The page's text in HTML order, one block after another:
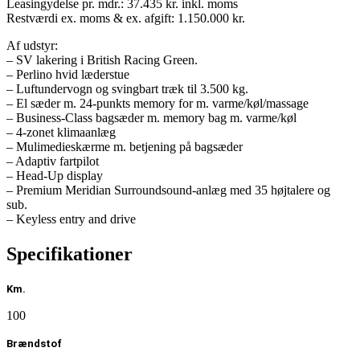
Leasingydelse pr. mdr.: 37.435 kr. inkl. moms
Restværdi ex. moms & ex. afgift: 1.150.000 kr.
Af udstyr:
– SV lakering i British Racing Green.
– Perlino hvid læderstue
– Luftundervogn og svingbart træk til 3.500 kg.
– El sæder m. 24-punkts memory for m. varme/køl/massage
– Business-Class bagsæder m. memory bag m. varme/køl
– 4-zonet klimaanlæg
– Mulimedieskærme m. betjening på bagsæder
– Adaptiv fartpilot
– Head-Up display
– Premium Meridian Surroundsound-anlæg med 35 højtalere og
sub.
– Keyless entry and drive
– 22″ alufælge
– Elektrisk panoromaglastag med skyde/vippe funktion.
– Bakspejl med digital kameravisning
– Bagklap med Event Suite funktion i læder (opklappelig bænk på)
– Læderbeklædte stolper og loft indvendigt
Specifikationer
Km.
100
Brændstof